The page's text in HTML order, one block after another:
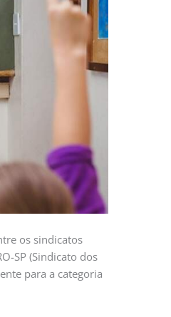
os sindicatos
SP (Sindicato dos
para a categoria